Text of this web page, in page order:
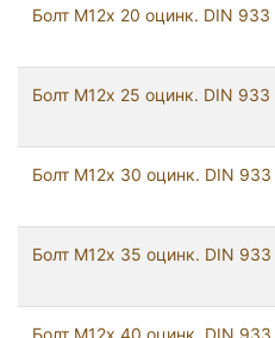
Болт М12х 20 оцинк. DIN 933
Болт М12х 25 оцинк. DIN 933
Болт М12х 30 оцинк. DIN 933
Болт М12х 35 оцинк. DIN 933
Болт М12х 40 оцинк. DIN 933